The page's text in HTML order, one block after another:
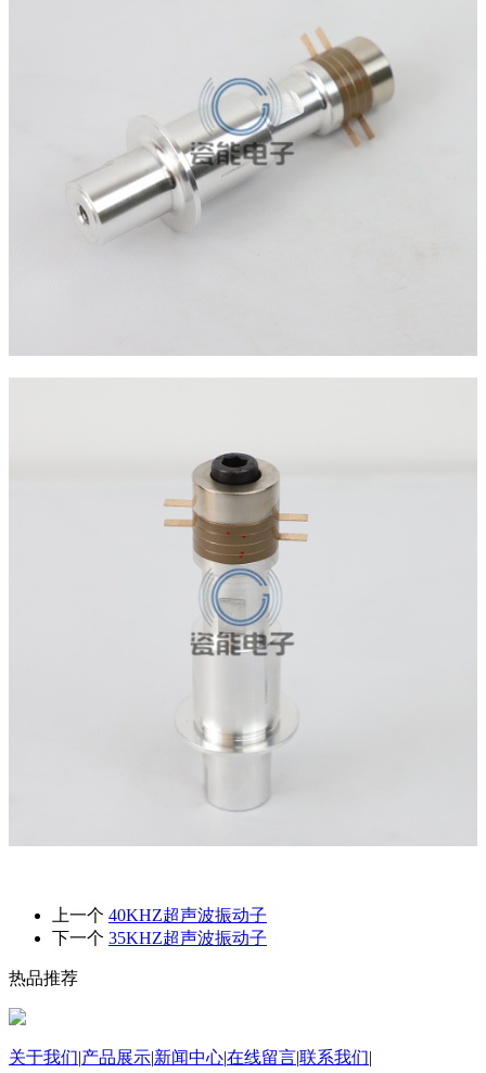
上一个 40KHZ超声波振动子
下一个 35KHZ超声波振动子
热品推荐
关于我们|产品展示|新闻中心|在线留言|联系我们|